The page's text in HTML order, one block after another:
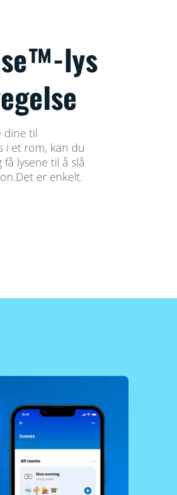
lys
dine til
i et rom, kan du
lysene til å slå
er enkelt.